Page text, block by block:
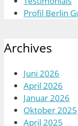
Profil Berlin
Archives
Juni 2026
April 2026
Januar 2026
Oktober 2025
April 2025